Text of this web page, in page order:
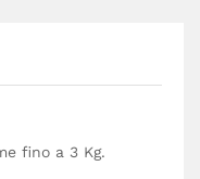
fino a 3 Kg.